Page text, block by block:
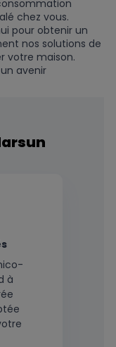
chez vous.
pour obtenir un
nos solutions de
votre maison.
avenir
à